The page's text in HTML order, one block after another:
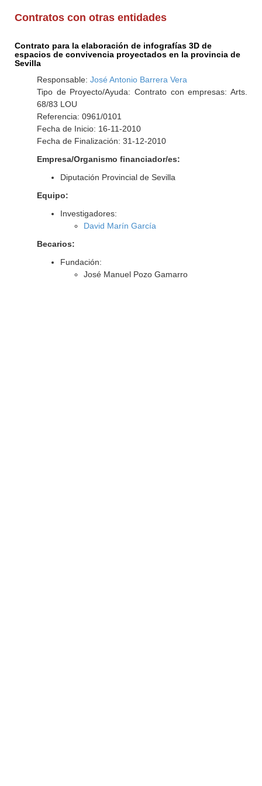
Contratos con otras entidades
Contrato para la elaboración de infografías 3D de
espacios de convivencia proyectados en la provincia de
Sevilla
Responsable: José Antonio Barrera Vera
Tipo de Proyecto/Ayuda: Contrato con empresas: Arts.
68/83 LOU
Referencia: 0961/0101
Fecha de Inicio: 16-11-2010
Fecha de Finalización: 31-12-2010
Empresa/Organismo financiador/es:
Diputación Provincial de Sevilla
Equipo:
Investigadores:
David Marín García
Becarios:
Fundación:
José Manuel Pozo Gamarro